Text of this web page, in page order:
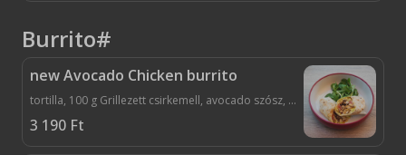
Burrito#
new Avocado Chicken burrito
tortilla, 100 g Grillezett csirkemell, avocado szósz, saláta, paradicsom, sajt
3 190 Ft